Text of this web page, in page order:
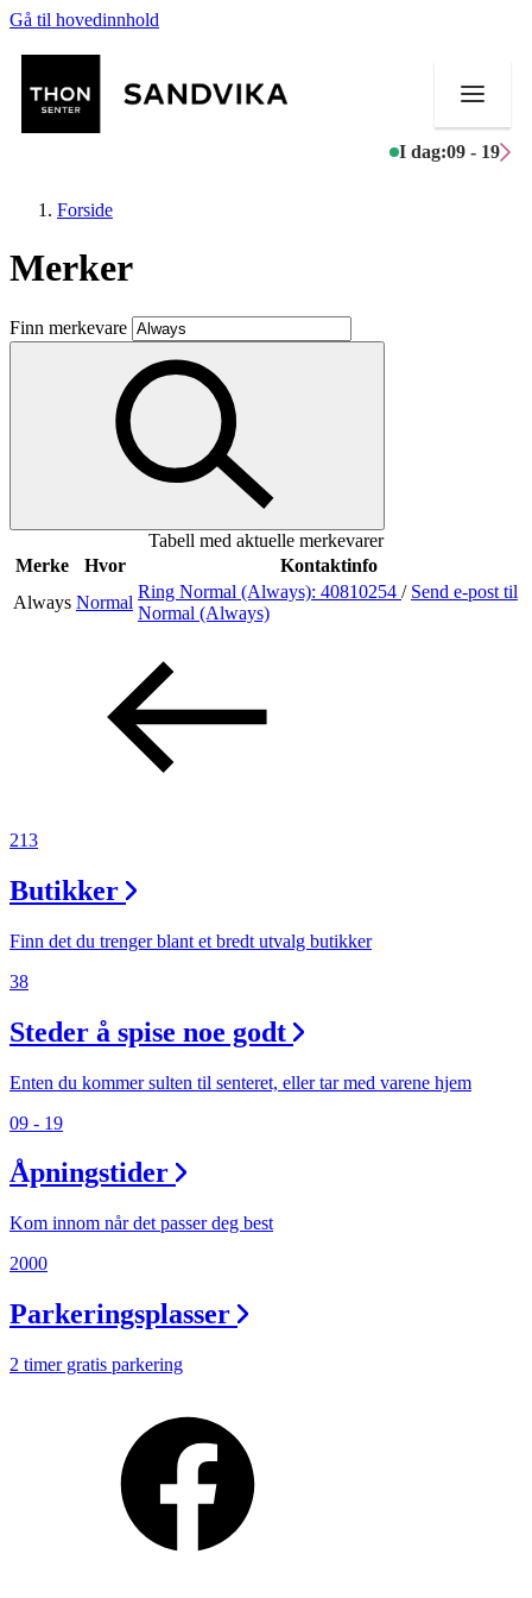
Gå til hovedinnhold
I dag:09 - 19
Butikker
Mat og drikke
Aktiviteter
Merker
Inspirasjon
Praktisk informasjon
Ledige stillinger
Magasin
Finn frem
Forside
Merker
Finn merkevare
Tabell med aktuelle merkevarer
Merke
Hvor
Kontaktinfo
Always Normal
Ring Normal (Always): 40810254 / Send e-post til
Normal (Always)
213
Butikker
Finn det du trenger blant et bredt utvalg butikker
38
Steder å spise noe godt
Enten du kommer sulten til senteret, eller tar med varene hjem
09 - 19
Åpningstider
Kom innom når det passer deg best
2000
Parkeringsplasser
2 timer gratis parkering